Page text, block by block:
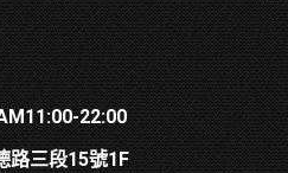
22:00
路三段15號1F